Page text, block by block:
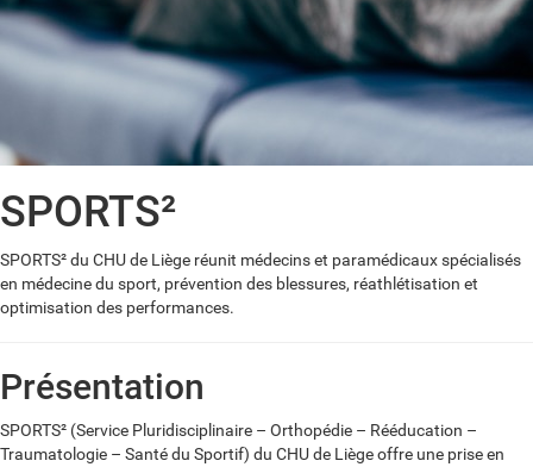
SPORTS²
SPORTS² du CHU de Liège réunit médecins et paramédicaux spécialisés
en médecine du sport, prévention des blessures, réathlétisation et
optimisation des performances.
Présentation
SPORTS² (Service Pluridisciplinaire – Orthopédie – Rééducation –
Traumatologie – Santé du Sportif) du CHU de Liège offre une prise en